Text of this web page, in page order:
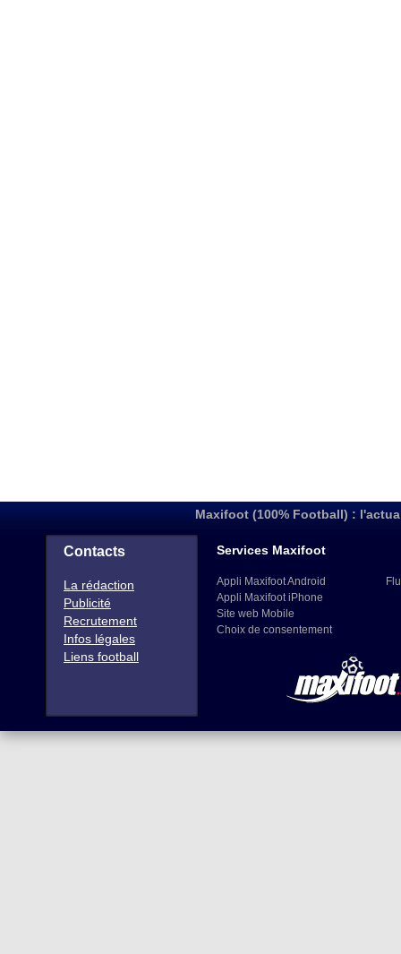
Maxifoot (100% Football) :
Contacts
La rédaction
Publicité
Recrutement
Infos légales
Liens football
Services Maxifoot
Appli Maxifoot Android
Appli Maxifoot iPhone
Site web Mobile
Choix de consentement